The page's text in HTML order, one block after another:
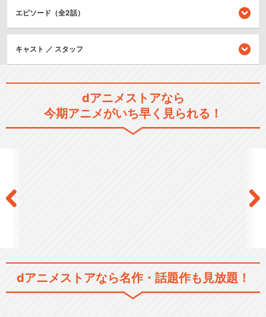
シリーズ／関連のアニメ作品
テレビアニメ「鬼滅の刃」竈
テレビアニメ「鬼滅の刃」無
テレビアニメ「鬼滅の刃」刀
鍛冶の里編
エピソード（全2話）
キャスト ／ スタッフ
dアニメストアなら
今期アニメがいち早く見られる！
dアニメストアなら名作・話題作も見放題！